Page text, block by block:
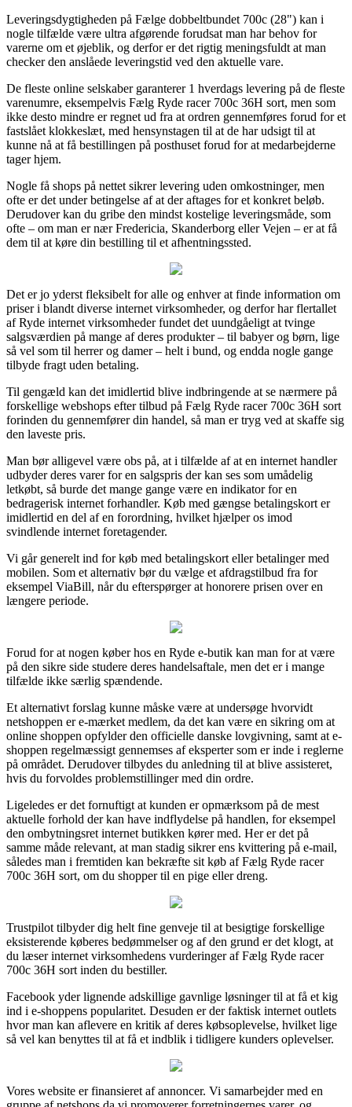
Leveringsdygtigheden på Fælge dobbeltbundet 700c (28") kan i
nogle tilfælde være ultra afgørende forudsat man har behov for
varerne om et øjeblik, og derfor er det rigtig meningsfuldt at man
checker den anslåede leveringstid ved den aktuelle vare.
De fleste online selskaber garanterer 1 hverdags levering på de fleste
varenumre, eksempelvis Fælg Ryde racer 700c 36H sort, men som
ikke desto mindre er regnet ud fra at ordren gennemføres forud for et
fastslået klokkeslæt, med hensynstagen til at de har udsigt til at
kunne nå at få bestillingen på posthuset forud for at medarbejderne
tager hjem.
Nogle få shops på nettet sikrer levering uden omkostninger, men
ofte er det under betingelse af at der aftages for et konkret beløb.
Derudover kan du gribe den mindst kostelige leveringsmåde, som
ofte – om man er nær Fredericia, Skanderborg eller Vejen – er at få
dem til at køre din bestilling til et afhentningssted.
Det er jo yderst fleksibelt for alle og enhver at finde information om
priser i blandt diverse internet virksomheder, og derfor har flertallet
af Ryde internet virksomheder fundet det uundgåeligt at tvinge
salgsværdien på mange af deres produkter – til babyer og børn, lige
så vel som til herrer og damer – helt i bund, og endda nogle gange
tilbyde fragt uden betaling.
Til gengæld kan det imidlertid blive indbringende at se nærmere på
forskellige webshops efter tilbud på Fælg Ryde racer 700c 36H sort
forinden du gennemfører din handel, så man er tryg ved at skaffe sig
den laveste pris.
Man bør alligevel være obs på, at i tilfælde af at en internet handler
udbyder deres varer for en salgspris der kan ses som umådelig
letkøbt, så burde det mange gange være en indikator for en
bedragerisk internet forhandler. Køb med gængse betalingskort er
imidlertid en del af en forordning, hvilket hjælper os imod
svindlende internet foretagender.
Vi går generelt ind for køb med betalingskort eller betalinger med
mobilen. Som et alternativ bør du vælge et afdragstilbud fra for
eksempel ViaBill, når du efterspørger at honorere prisen over en
længere periode.
Forud for at nogen køber hos en Ryde e-butik kan man for at være
på den sikre side studere deres handelsaftale, men det er i mange
tilfælde ikke særlig spændende.
Et alternativt forslag kunne måske være at undersøge hvorvidt
netshoppen er e-mærket medlem, da det kan være en sikring om at
online shoppen opfylder den officielle danske lovgivning, samt at e-
shoppen regelmæssigt gennemses af eksperter som er inde i reglerne
på området. Derudover tilbydes du anledning til at blive assisteret,
hvis du forvoldes problemstillinger med din ordre.
Ligeledes er det fornuftigt at kunden er opmærksom på de mest
aktuelle forhold der kan have indflydelse på handlen, for eksempel
den ombytningsret internet butikken kører med. Her er det på
samme måde relevant, at man stadig sikrer ens kvittering på e-mail,
således man i fremtiden kan bekræfte sit køb af Fælg Ryde racer
700c 36H sort, om du shopper til en pige eller dreng.
Trustpilot tilbyder dig helt fine genveje til at besigtige forskellige
eksisterende køberes bedømmelser og af den grund er det klogt, at
du læser internet virksomhedens vurderinger af Fælg Ryde racer
700c 36H sort inden du bestiller.
Facebook yder lignende adskillige gavnlige løsninger til at få et kig
ind i e-shoppens popularitet. Desuden er der faktisk internet outlets
hvor man kan aflevere en kritik af deres købsoplevelse, hvilket lige
så vel kan benyttes til at få et indblik i tidligere kunders oplevelser.
Vores website er finansieret af annoncer. Vi samarbejder med en